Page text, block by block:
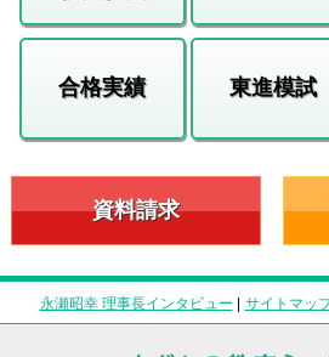
合格実績 東進模試
資料請求
永瀬昭幸 理事長インタビュー | サイトマッ